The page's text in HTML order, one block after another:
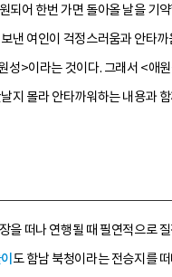
되어 한번 가면 돌아올 날을 기
낸 여인이 걱정스러움과 안타
성>이라는 것이다. 그래서 <애
지 몰라 안타까워하는 내용과
을 떠나 연행될 때 필연적으로
도 함남 북청이라는 전승지를